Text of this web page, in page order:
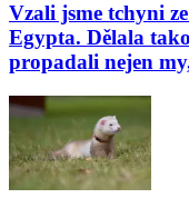
Vzali jsme tchyni
Egypta. Dělala
propadali nejen